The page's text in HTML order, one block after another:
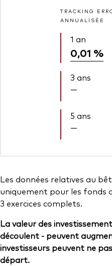
TRACKING
ANNUALISÉE
1 an
0,01 %
3 ans
—
5 ans
—
Les données relatives au
uniquement pour les fonds
3 exercices complets.
La valeur des
découlent - peuvent
investisseurs peuvent ne
départ.